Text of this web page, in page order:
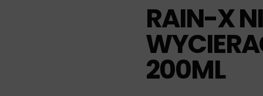
RAIN-X
200ML